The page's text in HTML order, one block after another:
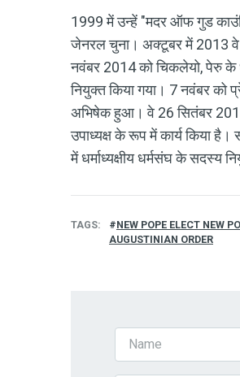
1999 में उन्हें "मदर ऑफ गुड
जेनरल चुना। अक्टूबर में 2013 वे
नवंबर 2014 को चिकलेयो, पेरु के
नियुक्त किया गया। 7 नवंबर को
अभिषेक हुआ। वे 26 सितंबर 2015
उपाध्यक्ष के रूप में कार्य किया
में धर्माध्यक्षीय धर्मसंघ के सदस्य
TAGS
NEW POPE ELECT NEW
AUGUSTINIAN ORDER